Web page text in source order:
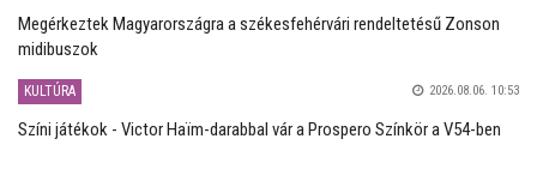
Megérkeztek Magyarországra a székesfehérvári rendeltetésű Zonson
midibuszok
KULTÚRA 2026.08.06. 10:53
Színi játékok - Victor Haïm-darabbal vár a Prospero Színkör a V54-ben